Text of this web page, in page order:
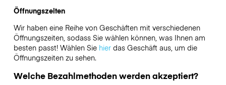
Öffnungszeiten
Wir haben eine Reihe von Geschäften mit verschiedenen
Öffnungszeiten, sodass Sie wählen können, was Ihnen am
besten passt! Wählen Sie hierdas Geschäft aus, um die
Öffnungszeiten zu sehen.
Welche Bezahlmethoden werden akzeptiert?